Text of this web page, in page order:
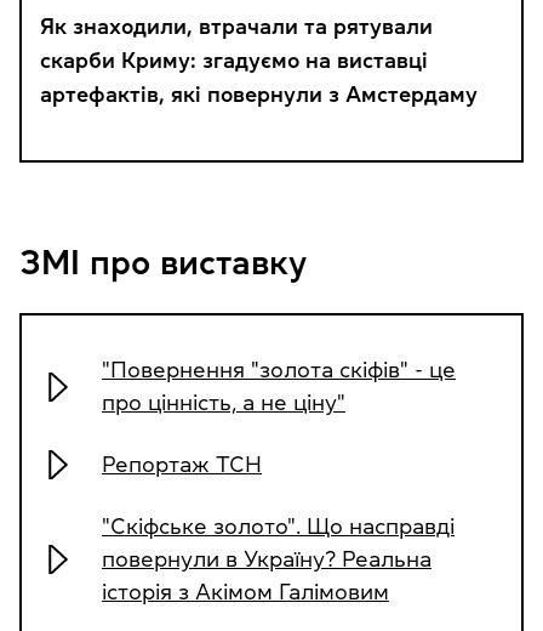
Як знаходили, втрачали та рятували
скарби Криму: згадуємо на виставці
артефактів, які повернули з Амстердаму
ЗМІ про виставку
"Повернення "золота скіфів" - це
про цінність, а не ціну"
Репортаж ТСН
"Скіфське золото". Що насправді
повернули в Україну? Реальна
історія з Акімом Галімовим